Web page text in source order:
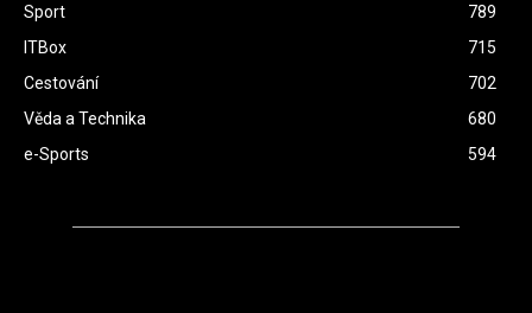
Sport
789
ITBox
715
Cestování
702
Věda a Technika
680
e-Sports
594